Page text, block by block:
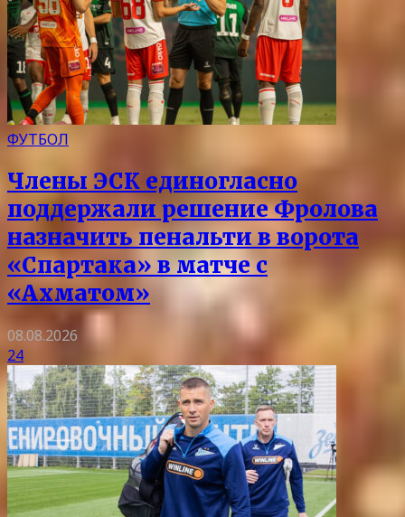
ФУТБОЛ
Члены ЭСК единогласно
поддержали решение Фролова
назначить пенальти в ворота
«Спартака» в матче с
«Ахматом»
08.08.2026
24